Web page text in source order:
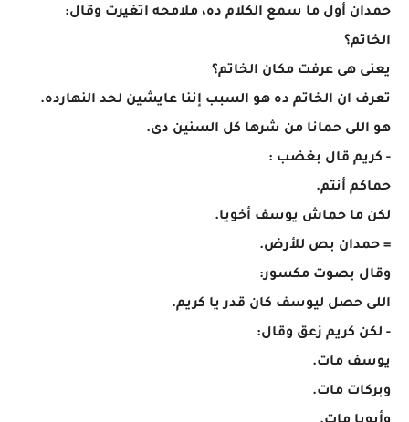
حمدان أول ما سمع الكلام ده، ملامحه اتغيرت وقال:
الخاتم؟
يعنى هى عرفت مكان الخاتم؟
تعرف ان الخاتم ده هو السبب إننا عايشين لحد النهارده.
هو اللى حمانا من شرها كل السنين دى.
- كريم قال بغضب :
حماكم أنتم.
لكن ما حماش يوسف أخويا.
= حمدان بص للأرض.
وقال بصوت مكسور:
اللى حصل ليوسف كان قدر يا كريم.
- لكن كريم زعق وقال:
يوسف مات.
وبركات مات.